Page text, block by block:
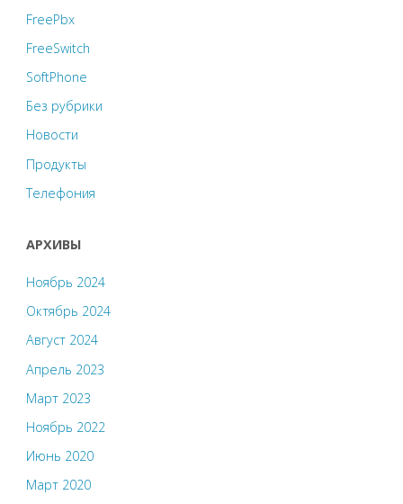
FreePbx
FreeSwitch
SoftPhone
Без рубрики
Новости
Продукты
Телефония
АРХИВЫ
Ноябрь 2024
Октябрь 2024
Август 2024
Апрель 2023
Март 2023
Ноябрь 2022
Июнь 2020
Март 2020